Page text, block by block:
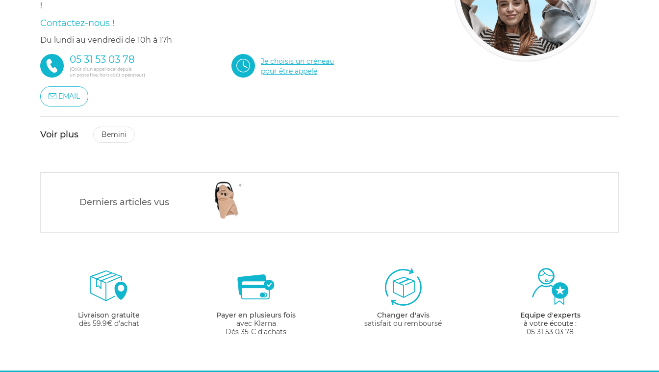
!
Contactez-nous !
du lundi au vendredi de 10h à 17h
05 31 53 03 78
(Coût d'un appel local depuis
un poste fixe, hors coût opérateur)
Je choisis un créneau
pour être appelé
EMAIL
Voir plus bemini
Derniers articles vus
Livraison gratuite
dès 59.9€ d'achat
Payer en plusieurs fois
avec Klarna
Dès 35 € d'achats
Changer d'avis
satisfait ou remboursé
Equipe d'experts
à votre écoute :
05 31 53 03 78